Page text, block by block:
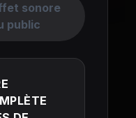
sonore
public